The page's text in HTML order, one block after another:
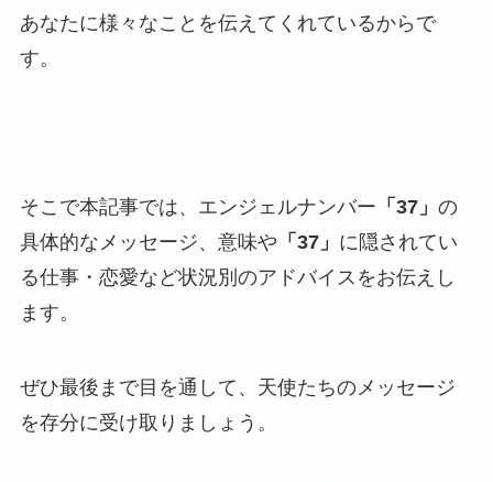
あなたに様々なことを伝えてくれているからで
す。
そこで本記事では、エンジェルナンバー 「37」 の
具体的なメッセージ、意味や 「37」 に隠されてい
る仕事・恋愛など状況別のアドバイスをお伝えし
ます。
ぜひ最後まで目を通して、天使たちのメッセージ
を存分に受け取りましょう。